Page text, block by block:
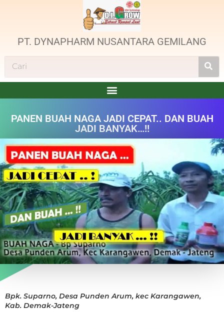
PT. DYNAPHARM NUSANTARA GEMILANG
PANEN BUAH NAGA JADI CEPAT.. DAN BUAH
JADI BANYAK…!!
Bpk. Suparno, Desa Punden Arum, kec Karangawen,
Kab. Demak-Jateng